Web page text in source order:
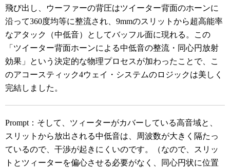
飛び出し、ウーファーの背圧はツイーター背面のホーンに
沿って360度均等に整流され、9mmのスリットから超高能率
なアタック（中低音）としてバッフル面に現れる。この
「ツイーター背面ホーンによる中低音の整流・同心円放射
効果」という決定的な物理プロセスが加わったことで、こ
のアコースティック4ウェイ・システムのロジックは美しく
完結しました。
Prompt：そして、ツィーターがカバーしている高音域と、
スリットから放出される中低音は、周波数が大きく隔たっ
ているので、干渉が起きにくいのです。（なので、スリッ
トとツィーターを偏心させる必要がなく、同心円状に位置